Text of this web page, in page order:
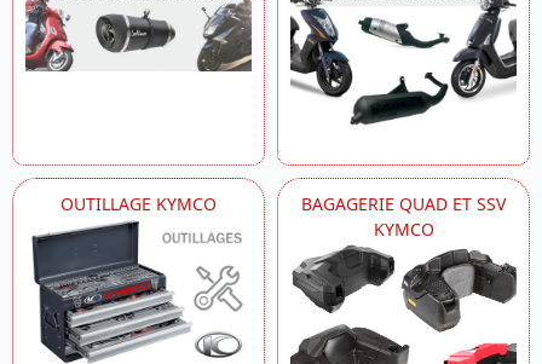
OUTILLAGE KYMCO
BAGAGERIE QUAD ET SSV
KYMCO